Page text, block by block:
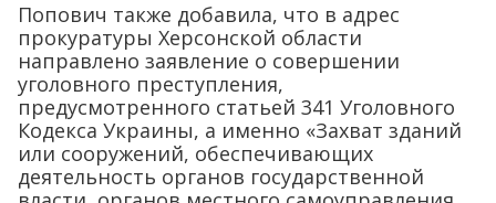
Попович также добавила, что в адрес
прокуратуры Херсонской области
направлено заявление о совершении
уголовного преступления,
предусмотренного статьей 341 Уголовного
Кодекса Украины, а именно «Захват зданий
или сооружений, обеспечивающих
деятельность органов государственной